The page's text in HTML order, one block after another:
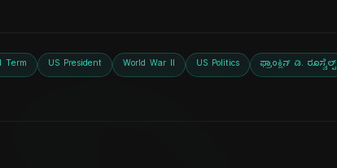
Term US President World War II US Politics ಫ್ರಾಂಕ್ಲಿನ್ ಡಿ. ರೂಸ್ವೆಲ್ಟ್